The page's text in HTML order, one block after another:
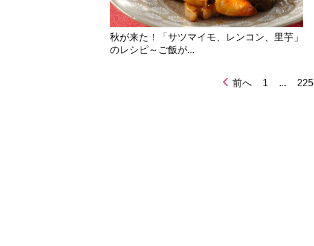
秋が来た！「サツマイモ、レンコン、里芋」
のレシピ～ご飯が...
前へ 1 ... 225